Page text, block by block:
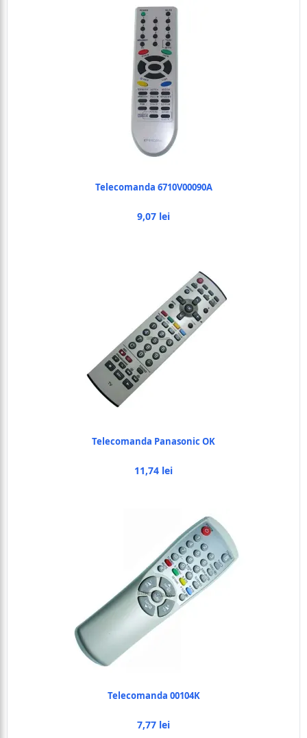
Telecomanda 6710V00090A
9,07 lei
Telecomanda Panasonic OK
11,74 lei
Telecomanda 00104K
7,77 lei